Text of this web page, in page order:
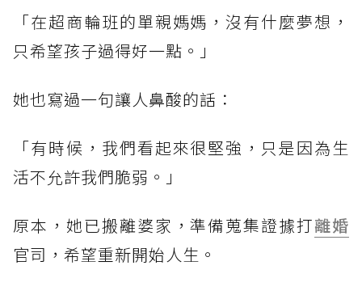
「在超商輪班的單親媽媽，沒有什麼夢想，
只希望孩子過得好一點。」
她也寫過一句讓人鼻酸的話：
「有時候，我們看起來很堅強，只是因為生
活不允許我們脆弱。」
原本，她已搬離婆家，準備蒐集證據打離婚
官司，希望重新開始人生。